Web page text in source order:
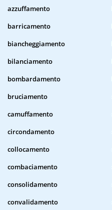
azzuffamento
barricamento
biancheggiamento
bilanciamento
bombardamento
bruciamento
camuffamento
circondamento
collocamento
combaciamento
consolidamento
convalidamento